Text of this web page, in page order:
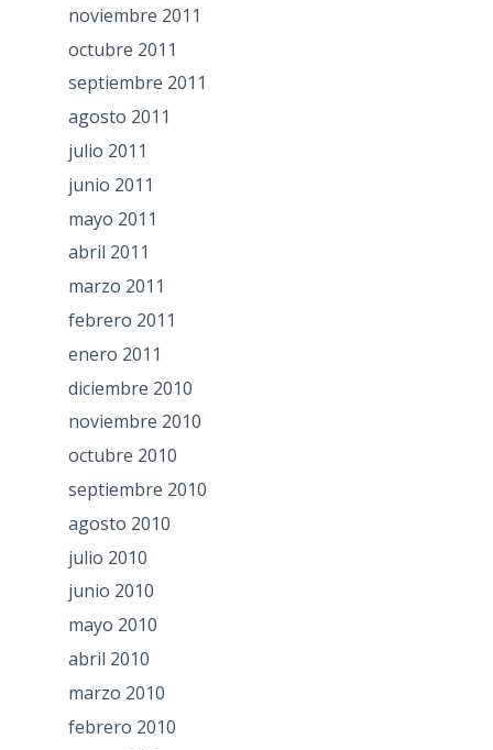
noviembre 2011
octubre 2011
septiembre 2011
agosto 2011
julio 2011
junio 2011
mayo 2011
abril 2011
marzo 2011
febrero 2011
enero 2011
diciembre 2010
noviembre 2010
octubre 2010
septiembre 2010
agosto 2010
julio 2010
junio 2010
mayo 2010
abril 2010
marzo 2010
febrero 2010